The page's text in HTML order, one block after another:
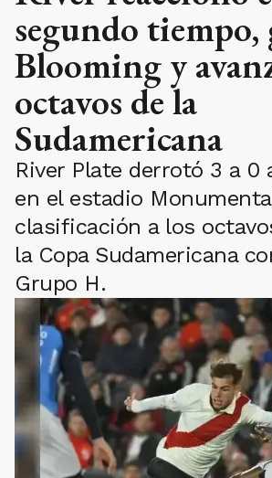
segundo tiempo,
Blooming y
octavos de la
Sudamericana
River Plate derrotó 3 a 0
en el estadio
clasificación a los
la Copa Sudamericana
Grupo H.